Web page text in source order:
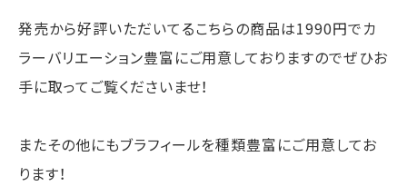
発売から好評いただいてるこちらの商品は1990円でカ
ラーバリエーション豊富にご用意しておりますのでぜひお
手に取ってご覧くださいませ！
またその他にもブラフィールを種類豊富にご用意してお
ります！